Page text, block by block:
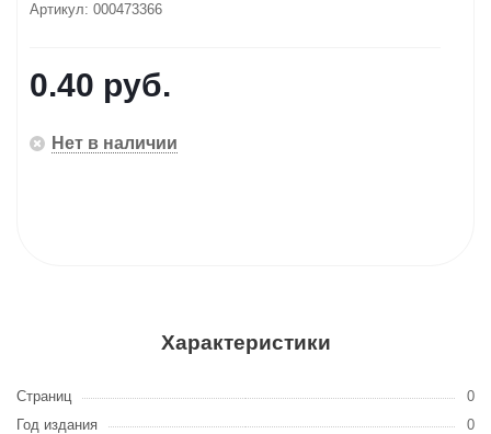
Артикул: 000473366
0.40 руб.
Нет в наличии
Характеристики
Страниц
0
Год издания
0